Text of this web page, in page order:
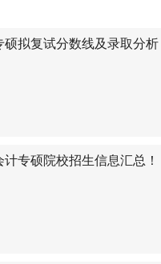
硕拟复试分数线及录取分析
专硕院校招生信息汇总！